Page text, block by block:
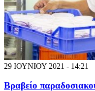
29 ΙΟΥΝΙΟΥ 2021 - 14:21
Βραβείο